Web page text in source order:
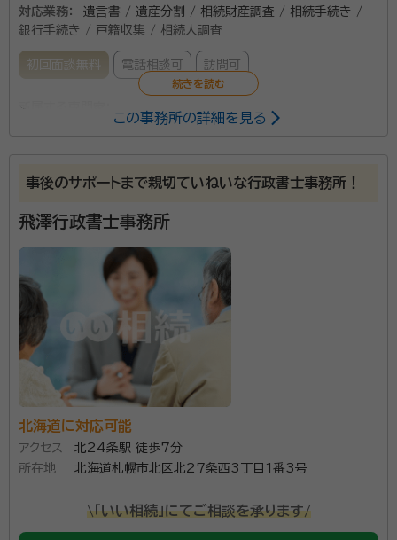
対応業務：
遺言書 / 遺産分割 / 相続財産調査 / 相続手続き /
銀行手続き / 戸籍収集 / 相続人調査
初回面談無料 電話相談可 訪問可
当事務所は豊平公園駅から徒歩6分と好アクセスです。
お客様に寄り添った丁寧な対応を心がけております。ど
資格等：
所属団体： 北海道行政書士会
この事務所の詳細を見る
事後のサポートまで親切ていねいな行政書士事務所！
飛澤行政書士事務所
北海道に対応可能
アクセス
北24条駅 徒歩7分
所在地
北海道札幌市北区北27条西3丁目1番3号
\「いい相続」にてご相談を承ります/